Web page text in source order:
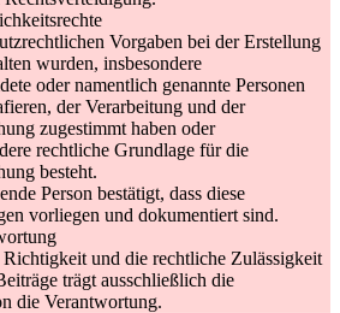
Vorgaben bei der Erstellung
wurden, insbesondere
oder namentlich genannte Personen
der Verarbeitung und der
zugestimmt haben oder
rechtliche Grundlage für die
besteht.
Person bestätigt, dass diese
vorliegen und dokumentiert sind.
und die rechtliche Zulässigkeit
trägt ausschließlich die
die Verantwortung.